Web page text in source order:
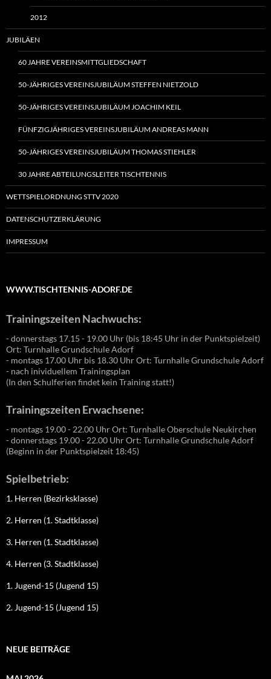
2012
JUBILÄEN
60 JAHRE VEREINSMITTGLIEDSCHAFT
50-JÄHRIGES VEREINSJUBILÄUM STEFFEN NIETZOLD
50-JÄHRIGES VEREINSJUBILÄUM JOACHIM KEIL
FÜNFZIGJÄHRIGES VEREINSJUBILÄUM ANDREAS MANN
50-JÄHRIGES VEREINSJUBILÄUM THOMAS STIEHLER
30 JAHRE ABTEILUNGSLEITER TISCHTENNIS
WETTSPIELORDNUNG STTV 2020
DATENSCHUTZERKLÄRUNG
IMPRESSUM
WWW.TISCHTENNIS-ADORF.DE
Trainingszeiten Nachwuchs:
- donnerstags 17.15 - 19.00 Uhr (bis 18:45 Uhr in der Punktspielzeit)
Ort: Turnhalle Grundschule Adorf
- montags 17.00 Uhr bis 18.30 Uhr Ort: Turnhalle Grundschule Adorf
- nach inividuellem Trainingsplan
(In den Schulferien findet kein Training statt!)
Trainingszeiten Erwachsene:
- montags 19.00 - 22.00 Uhr Ort: Turnhalle Oberschule Neukirchen
- donnerstags 19.00 - 22.00 Uhr Ort: Turnhalle Grundschule Adorf
(Beginn in der Punktspielzeit 18:45)
Spielbetrieb:
1. Herren (Bezirksklasse)
2. Herren (1. Stadtklasse)
3. Herren (1. Stadtklasse)
4. Herren (3. Stadtklasse)
1. Jugend-15 (Jugend 15)
2. Jugend-15 (Jugend 15)
NEUE BEITRÄGE